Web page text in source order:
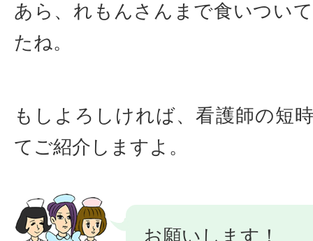
あら、れもんさんまで食いつい
たね。
もしよろしければ、看護師の短
てご紹介しますよ。
お願いします！